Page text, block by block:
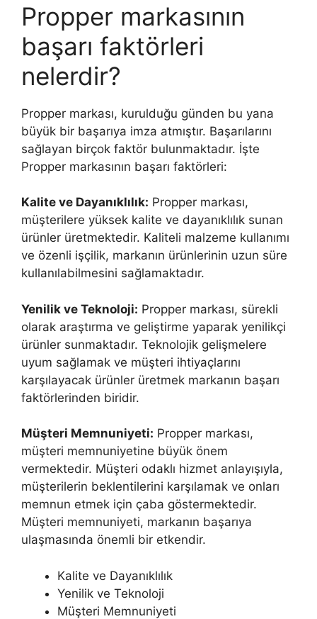
Propper markasının
başarı faktörleri
nelerdir?
Propper markası, kurulduğu günden bu yana
büyük bir başarıya imza atmıştır. Başarılarını
sağlayan birçok faktör bulunmaktadır. İşte
Propper markasının başarı faktörleri:
Kalite ve Dayanıklılık: Propper markası,
müşterilere yüksek kalite ve dayanıklılık sunan
ürünler üretmektedir. Kaliteli malzeme kullanımı
ve özenli işçilik, markanın ürünlerinin uzun süre
kullanılabilmesini sağlamaktadır.
Yenilik ve Teknoloji: Propper markası, sürekli
olarak araştırma ve geliştirme yaparak yenilikçi
ürünler sunmaktadır. Teknolojik gelişmelere
uyum sağlamak ve müşteri ihtiyaçlarını
karşılayacak ürünler üretmek markanın başarı
faktörlerinden biridir.
Müşteri Memnuniyeti: Propper markası,
müşteri memnuniyetine büyük önem
vermektedir. Müşteri odaklı hizmet anlayışıyla,
müşterilerin beklentilerini karşılamak ve onları
memnun etmek için çaba göstermektedir.
Müşteri memnuniyeti, markanın başarıya
ulaşmasında önemli bir etkendir.
Kalite ve Dayanıklılık
Yenilik ve Teknoloji
Müşteri Memnuniyeti